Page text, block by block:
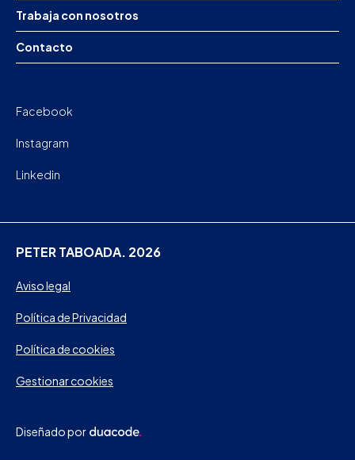
Trabaja con nosotros
Contacto
Facebook
Instagram
Linkedin
PETER TABOADA. 2026
Aviso legal
Política de Privacidad
Política de cookies
Gestionar cookies
Diseñado por